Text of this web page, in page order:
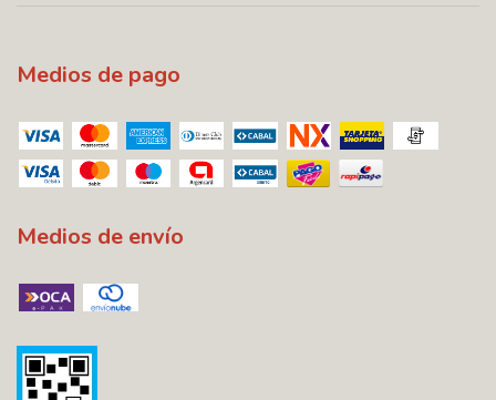
Medios de pago
Medios de envío